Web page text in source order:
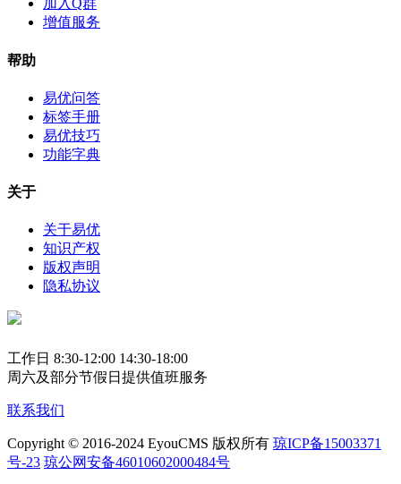
加入Q群
增值服务
帮助
易优问答
标签手册
易优技巧
功能字典
关于
关于易优
知识产权
版权声明
隐私协议
工作日 8:30-12:00 14:30-18:00
周六及部分节假日提供值班服务
联系我们
Copyright © 2016-2024 EyouCMS 版权所有 琼ICP备15003371
号-23 琼公网安备46010602000484号